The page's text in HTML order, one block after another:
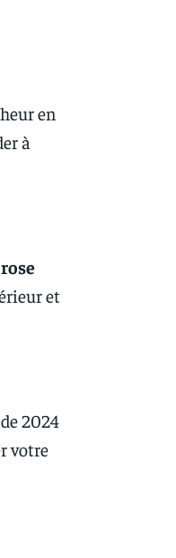
en
à
rose
et
2024
votre